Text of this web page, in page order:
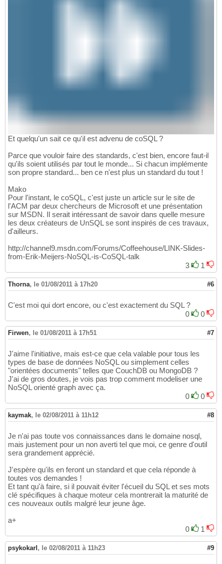
Et quelqu'un sait ce qu'il est advenu de coSQL ?
Parce que vouloir faire des standards, c'est bien, encore faut-il
qu'ils soient utilisés par tout le monde... Si chacun implémente
son propre standard... ben ce n'est plus un standard du tout !
Mako
Pour l'instant, le coSQL, c'est juste un article sur le site de
l'ACM par deux chercheurs de Microsoft et une présentation
sur MSDN. Il serait intéressant de savoir dans quelle mesure
les deux créateurs de UnSQL se sont inspirés de ces travaux,
d'ailleurs.
http://channel9.msdn.com/Forums/Coffeehouse/LINK-Slides-
from-Erik-Meijers-NoSQL-is-CoSQL-talk
3
1
Thorna, le 01/08/2011 à 17h20 #6
C'est moi qui dort encore, ou c'est exactement du SQL ?
0
0
Firwen, le 01/08/2011 à 17h51 #7
J'aime l'initiative, mais est-ce que cela valable pour tous les
types de base de données NoSQL ou simplement celles
"orientées documents" telles que CouchDB ou MongoDB ?
J'ai de gros doutes, je vois pas trop comment modeliser une
NoSQL orienté graph avec ça.
0
0
kaymak, le 02/08/2011 à 11h12 #8
Je n'ai pas toute vos connaissances dans le domaine nosql,
mais justement pour un non averti tel que moi, ce genre d'outil
sera grandement apprécié.
J'espère qu'ils en feront un standard et que cela réponde à
toutes vos demandes !
Et tant qu'à faire, si il pouvait éviter l'écueil du SQL et ses mots
clé spécifiques à chaque moteur cela montrerait la maturité de
ces nouveaux outils malgré leur jeune âge.
a+
0
1
psykokarl , le 02/08/2011 à 11h23 #9